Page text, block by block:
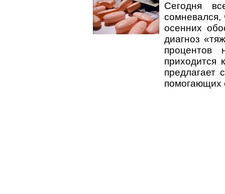
Сегодня
сомневался,
осенних
диагноз
процентов
приходится
предлагает
помогающих